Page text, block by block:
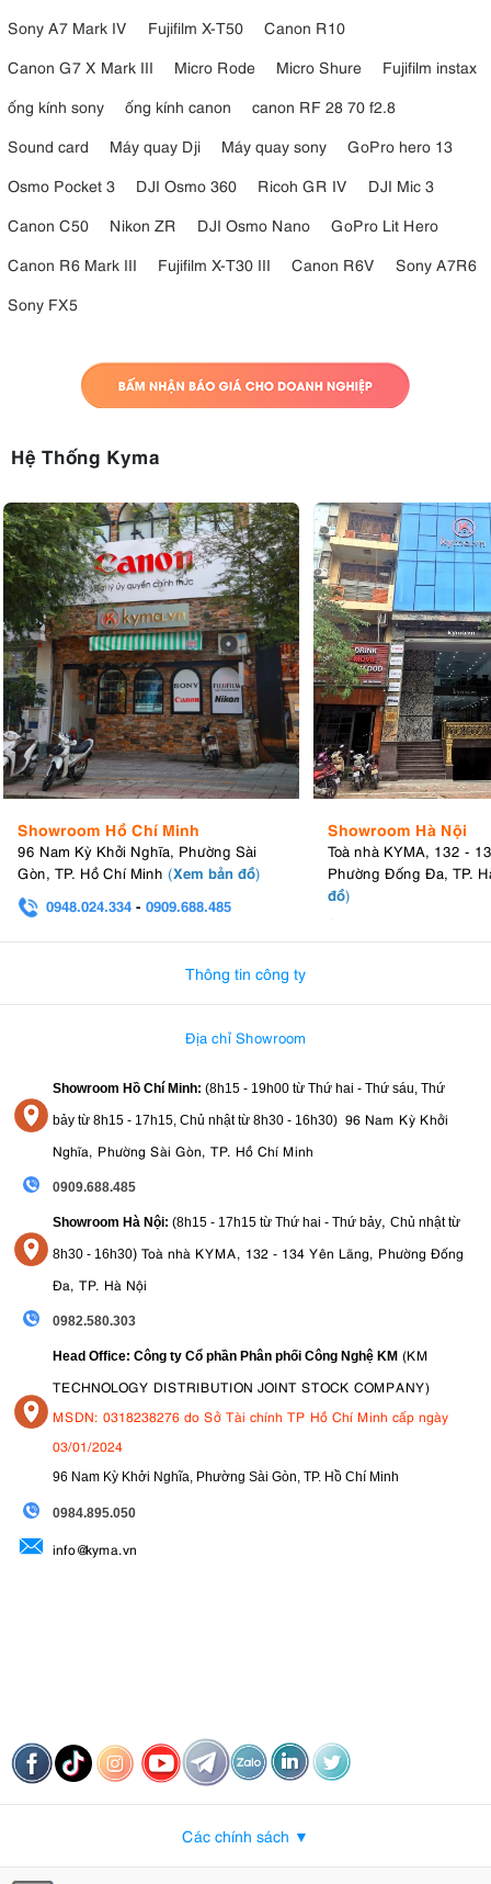
Sony A7 Mark IV
Fujifilm X-T50
Canon R10
Canon G7 X Mark III
Micro Rode Micro Shure
Fujifilm instax
ống kính sony
ống kính canon
canon RF 28 70 f2.8
Sound card
Máy quay Dji Máy quay sony
GoPro hero 13
Osmo Pocket 3
DJI Osmo 360 Ricoh GR IV
DJI Mic 3
Canon C50
Nikon ZR DJI Osmo Nano
GoPro Lit Hero
Canon R6 Mark III
Fujifilm X-T30 III Canon R6V
Sony A7R6
Sony FX5
Hệ Thống Kyma
Showroom Hồ Chí Minh
96 Nam Kỳ Khởi Nghĩa, Phường Sài
Gòn, TP. Hồ Chí Minh (Xem bản đồ)
0948.024.334 - 0909.688.485
Showroom Hà Nội
Toà nhà KYMA, 132 -
Phường Đống Đa, TP.
đồ)
Thông tin công ty
Địa chỉ Showroom
Showroom Hồ Chí Minh: (8h15 - 19h00 từ Thứ hai - Thứ sáu, Thứ
bảy từ 8h15 - 17h15, Chủ nhật từ 8h30 - 16h30) 96 Nam Kỳ Khởi
Nghĩa, Phường Sài Gòn, TP. Hồ Chí Minh
0909.688.485
Showroom Hà Nội: (8h15 - 17h15 từ Thứ hai - Thứ bảy, Chủ nhật từ
8h30 - 16h30) Toà nhà KYMA, 132 - 134 Yên Lãng, Phường Đống
Đa, TP. Hà Nội
0982.580.303
Head Office: Công ty Cổ phần Phân phối Công Nghệ KM (KM
TECHNOLOGY DISTRIBUTION JOINT STOCK COMPANY)
MSDN: 0318238276 do Sở Tài chính TP Hồ Chí Minh cấp ngày
03/01/2024
96 Nam Kỳ Khởi Nghĩa, Phường Sài Gòn, TP. Hồ Chí Minh
0984.895.050
info@kyma.vn
Các chính sách ▼